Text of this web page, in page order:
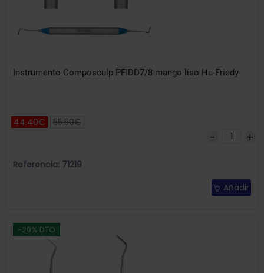
Instrumento Composculp PFIDD7/8 mango liso Hu-Friedy
44.40€ 55.50€
Referencia: 71219
Añadir
-20% DTO